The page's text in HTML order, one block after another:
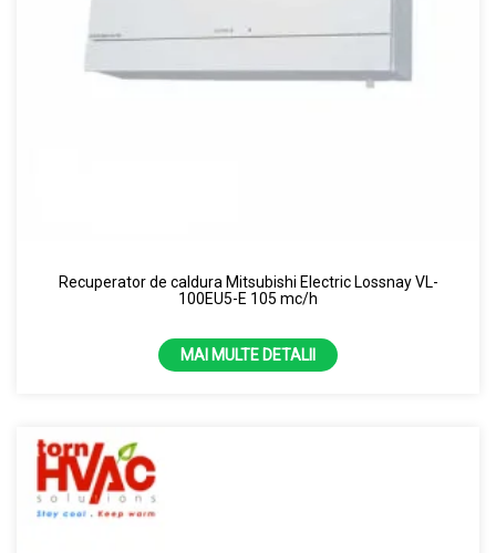
Recuperator de caldura Mitsubishi Electric Lossnay VL-
100EU5-E 105 mc/h
MAI MULTE DETALII